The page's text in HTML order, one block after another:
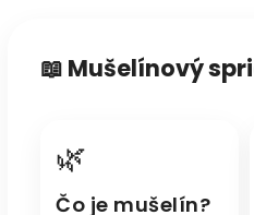
📖 Mušelínový
🌿
Čo je mušelín?